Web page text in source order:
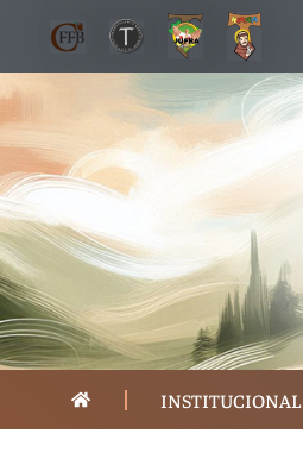
INSTITUCIONAL